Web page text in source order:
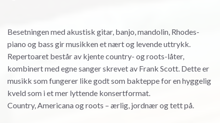
Besetningen med akustisk gitar, banjo, mandolin, Rhodes-
piano og bass gir musikken et nært og levende uttrykk.
Repertoaret består av kjente country- og roots-låter,
kombinert med egne sanger skrevet av Frank Scott. Dette er
musikk som fungerer like godt som bakteppe for en hyggelig
kveld som i et mer lyttende konsertformat.
Country, Americana og roots – ærlig, jordnær og tett på.